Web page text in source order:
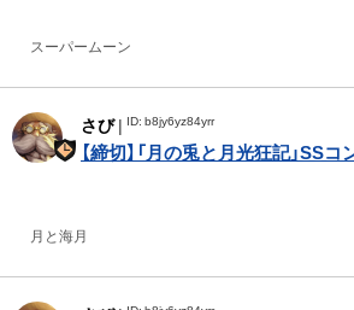
スーパームーン
さび| ID: b8jy6yz84yrr
【締切】「月の兎と月光狂記」SSコ
月と海月